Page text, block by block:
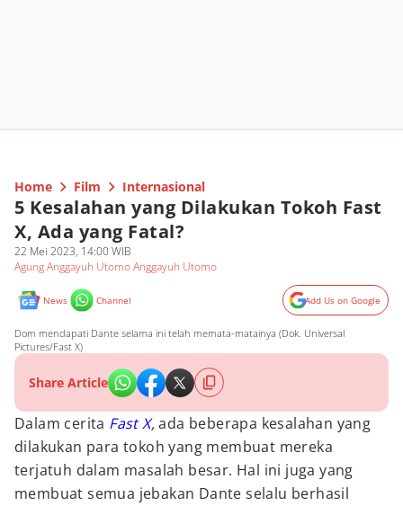
Home Film Internasional
5 Kesalahan yang Dilakukan Tokoh Fast
X, Ada yang Fatal?
22 Mei 2023, 14:00 WIB
Agung Anggayuh Utomo Anggayuh Utomo
News Channel Add Us on Google
Dom mendapati Dante selama ini telah memata-matainya (Dok. Universal
Pictures/Fast X)
Share Article
Dalam cerita Fast X,ada beberapa kesalahan yang
dilakukan para tokoh yang membuat mereka
terjatuh dalam masalah besar. Hal ini juga yang
membuat semua jebakan Dante selalu berhasil